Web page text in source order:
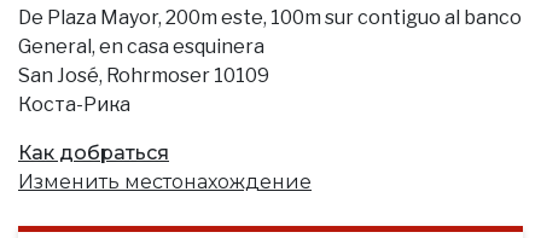
De Plaza Mayor, 200m este, 100m sur contiguo al banco
General, en casa esquinera
San José, Rohrmoser 10109
Коста-Рика
Как добраться
Изменить местонахождение